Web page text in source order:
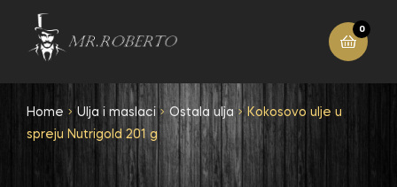
0
Home Ulja i maslaci Ostala ulja
Kokosovo ulje u
spreju Nutrigold 201 g